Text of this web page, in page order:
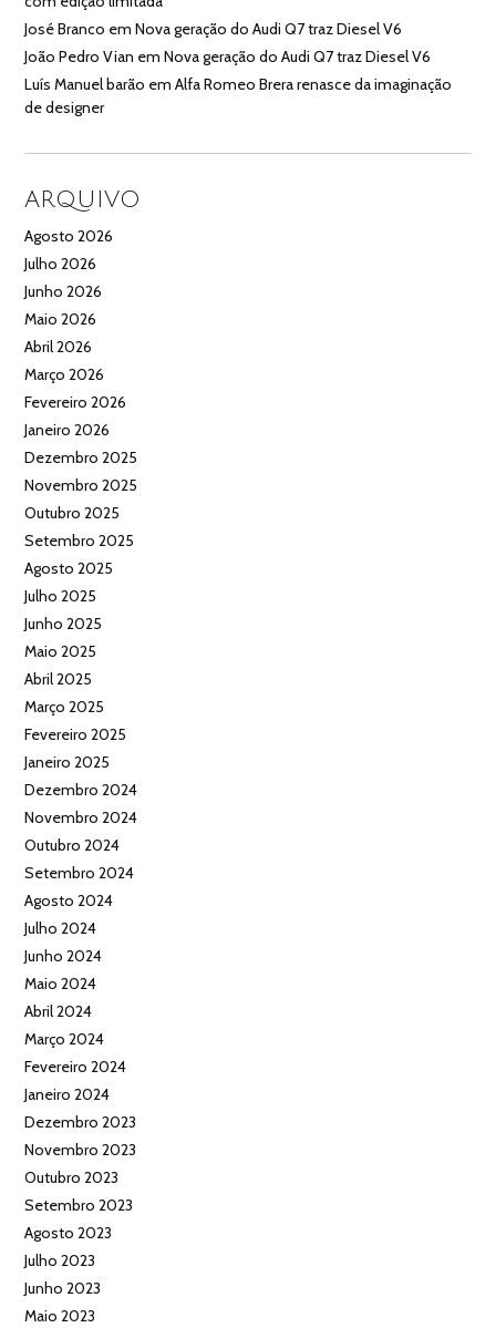
José Branco emNova geração do Audi Q7 traz Diesel V6
João Pedro Vian emNova geração do Audi Q7 traz Diesel V6
Luís Manuel barão emAlfa Romeo Brera renasce da imaginação
de designer
ARQUIVO
Agosto 2026
Julho 2026
Junho 2026
Maio 2026
Abril 2026
Março 2026
Fevereiro 2026
Janeiro 2026
Dezembro 2025
Novembro 2025
Outubro 2025
Setembro 2025
Agosto 2025
Julho 2025
Junho 2025
Maio 2025
Abril 2025
Março 2025
Fevereiro 2025
Janeiro 2025
Dezembro 2024
Novembro 2024
Outubro 2024
Setembro 2024
Agosto 2024
Julho 2024
Junho 2024
Maio 2024
Abril 2024
Março 2024
Fevereiro 2024
Janeiro 2024
Dezembro 2023
Novembro 2023
Outubro 2023
Setembro 2023
Agosto 2023
Julho 2023
Junho 2023
Maio 2023